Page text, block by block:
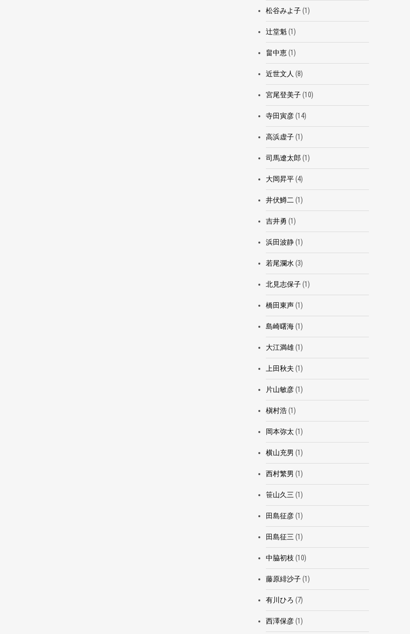
松谷みよ子(1)
辻堂魁(1)
畠中恵(1)
近世文人 (8)
宮尾登美子(10)
寺田寅彦(14)
高浜虚子(1)
司馬遼太郎 (1)
大岡昇平(4)
井伏鱒二 (1)
吉井勇 (1)
浜田波静(1)
若尾瀾水 (3)
北見志保子(1)
橋田東声(1)
島崎曙海(1)
大江満雄(1)
上田秋夫 (1)
片山敏彦(1)
槇村浩(1)
岡本弥太 (1)
横山充男 (1)
西村繁男 (1)
笹山久三 (1)
田島征彦(1)
田島征三 (1)
中脇初枝 (10)
藤原緋沙子(1)
有川ひろ (7)
西澤保彦(1)